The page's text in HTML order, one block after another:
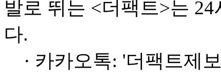
발로 뛰는 <더팩트>는
다.
· 카카오톡: '더팩트제